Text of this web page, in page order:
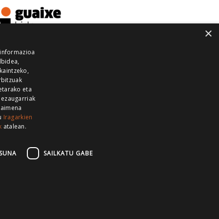
GUKA
GUKA ZUMAIA GUKA
×
eta
Iragarkien
atalean.
SAILKATU GABE